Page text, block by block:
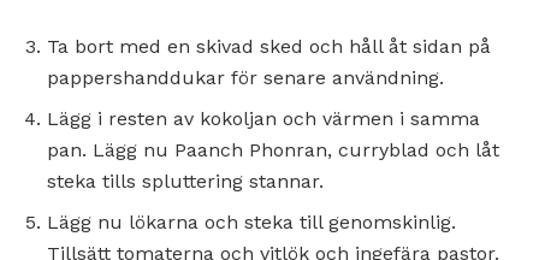
Ta bort med en skivad sked och håll åt sidan på
pappershanddukar för senare användning.
Lägg i resten av kokoljan och värmen i samma
pan. Lägg nu Paanch Phonran, curryblad och låt
steka tills spluttering stannar.
Lägg nu lökarna och steka till genomskinlig.
Tillsätt tomaterna och vitlök och ingefära pastor.